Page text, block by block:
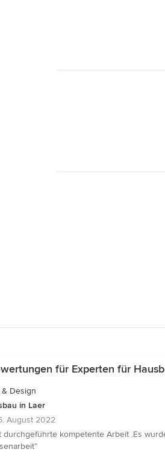
für Experten für
Design
in Laer
August 2022
durchgeführte kompetente Arbeit .Es